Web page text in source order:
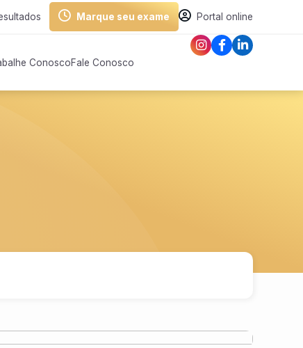
Marque seu exame Portal online
ConoscoFale Conosco